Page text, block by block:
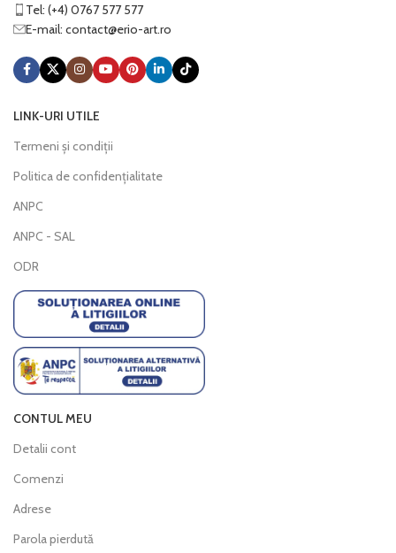
Tel: (+4) 0767 577 577
E-mail:
or.tra-oire
@tcatnoc
LINK-URI UTILE
Termeni și condiții
Politica de confidențialitate
ANPC
ANPC - SAL
ODR
CONTUL MEU
Detalii cont
Comenzi
Adrese
Parola pierdută